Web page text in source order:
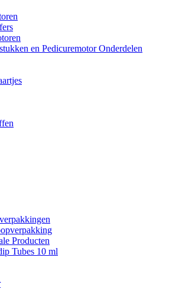
en Pedicuremotor Onderdelen
Producten
Tubes 10 ml